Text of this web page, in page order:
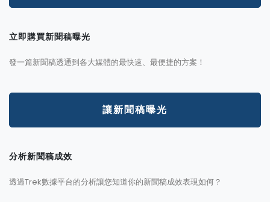
立即購買新聞稿曝光
發一篇新聞稿透通到各大媒體的最快速、最便捷的方案！
讓新聞稿曝光
分析新聞稿成效
透過Trek數據平台的分析讓您知道你的新聞稿成效表現如何？